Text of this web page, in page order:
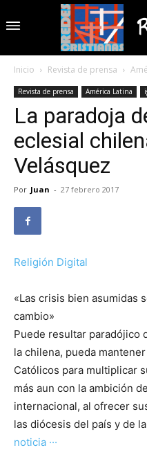
Inicio Revista de prensa
Revista de prensa América Latina
La paradoja
eclesial
Velásquez
Por Juan - 27 febrero 2017
Religión Digital
«Las crisis bien asumidas
cambio»
Puede resultar paradójico
la chilena, pueda
Católicos para multiplicar
más aun con la ambición
internacional, al ofrecer
las diócesis del país y de
noticia ···